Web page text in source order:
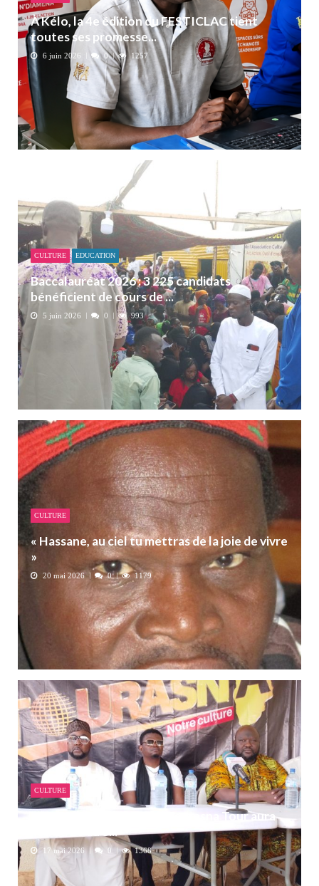
À Kélo, la 4e édition du FESTICLAC tient
toutes ses promesse...
6 juin 2026 0 1257
CULTURE EDUCATION
Baccalauréat 2026 : 3 225 candidats
bénéficient de cours de ...
5 juin 2026 0 993
CULTURE
« Hassane, au ciel tu mettras de la joie de vivre
»
20 mai 2026 0 1179
CULTURE
La 2e édition du festival Tourasna Tour aura
lieu du 29 au 3...
17 mai 2026 0 1368